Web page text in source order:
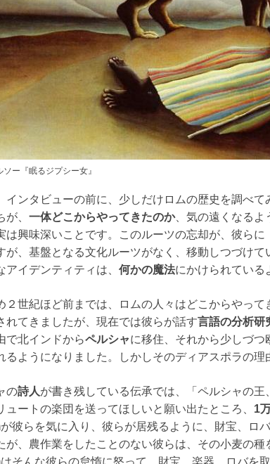
ソー『眠るジプシー女』
インタビューの前に、少しだけロムの歴史を調べ
が、 一体どこからやってきたのか、気の遠くなるよ
は興味深いことです。このルーツの忘却が、彼ら
が、基盤となる文化ルーツがなく、移動しつづけ
アイデンティティは、 何かの魔法にかけられている
２世紀ほど前までは、ロムの人々はどこからやっ
れてきましたが、現在では彼らが話す言語の分析研
で北インドからペルシャに移住、それから少しづつ
るようになりました。しかしそのディアスポラの理
の詩人が書き残している伝承では、「ペルシャの
ュートの楽団を送ってほしいと願い出たところ、 1
彼らを気に入り、彼らが居残るように、財宝、ロ
が、農作業をしたことのない彼らは、その小麦の種
そんな彼らの怠惰に怒って、財宝、楽器、ロバを